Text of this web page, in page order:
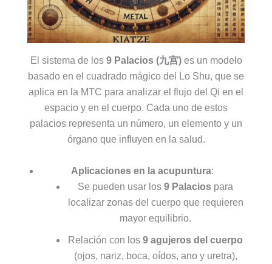
El sistema de los 9 Palacios (九宫)es un modelo
basado en el cuadrado mágico del Lo Shu, que se
aplica en la MTC para analizar el flujo del Qi en el
espacio y en el cuerpo. Cada uno de estos
palacios representa un número, un elemento y un
órgano que influyen en la salud.
Aplicaciones en la acupuntura:
Se pueden usar los 9 Palacios para
localizar zonas del cuerpo que requieren
mayor equilibrio.
Relación con los 9 agujeros del cuerpo
(ojos, nariz, boca, oídos, ano y uretra),